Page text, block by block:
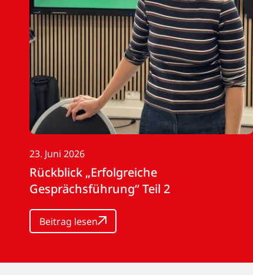
23. Juni 2026
Rückblick „Erfolgreiche
Gesprächsführung“ Teil 2
Beitrag lesen